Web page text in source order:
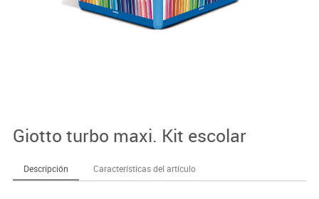
Giotto turbo maxi. Kit escolar
Descripción Características del artículo